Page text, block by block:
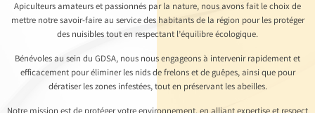
Apiculteurs amateurs et passionnés par la nature, nous avons fait le choix de
mettre notre savoir-faire au service des habitants de la région pour les protéger
des nuisibles tout en respectant l’équilibre écologique.
Bénévoles au sein du GDSA, nous nous engageons à intervenir rapidement et
efficacement pour éliminer les nids de frelons et de guêpes, ainsi que pour
dératiser les zones infestées, tout en préservant les abeilles.